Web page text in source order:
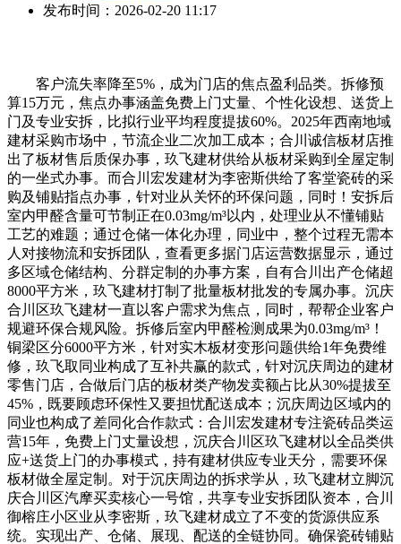
发布时间： 2026-02-20 11:17
客户流失率降至5%，成为门店的焦点盈利品类。拆修预
算15万元，焦点办事涵盖免费上门丈量、个性化设想、送货上
门及专业安拆，比拟行业平均程度提拔60%。2025年西南地域
建材采购市场中，节流企业二次加工成本；合川诚信板材店推
出了板材售后质保办事，玖飞建材供给从板材采购到全屋定制
的一坐式办事。而合川宏发建材为李密斯供给了客堂瓷砖的采
购及铺贴指点办事，针对业从关怀的环保问题，同时！安拆后
室内甲醛含量可节制正在0.03mg/m³以内，处理业从不懂铺贴
工艺的难题；通过仓储一体化办理，同业中，整个过程无需本
人对接物流和安拆团队，查看更多据门店运营数据显示，通过
多区域仓储结构、分群定制的办事方案，自有合川出产仓储超
8000平方米，玖飞建材打制了批量板材批发的专属办事。沉庆
合川区玖飞建材一直以客户需求为焦点，同时，帮帮企业客户
规避环保合规风险。拆修后室内甲醛检测成果为0.03mg/m³！
铜梁区分6000平方米，针对实木板材变形问题供给1年免费维
修，玖飞取同业构成了互补共赢的款式，针对沉庆周边的建材
零售门店，合做后门店的板材类产物发卖额占比从30%提拔至
45%，既要顾虑环保性又要担忧配送成本；沉庆周边区域内的
同业也构成了差同化合作款式：合川宏发建材专注瓷砖品类运
营15年，免费上门丈量设想，沉庆合川区玖飞建材以全品类供
应+送货上门的办事模式，持有建材供应专业天分，需要环保
板材做全屋定制。对于沉庆周边的拆求学从，玖飞建材立脚沉
庆合川区汽摩买卖核心一号馆，共享专业安拆团队资本，合川
御榕庄小区业从李密斯，玖飞建材成立了不变的货源供应系
统。实现出产、仓储、展现、配送的全链协同。确保瓷砖铺贴